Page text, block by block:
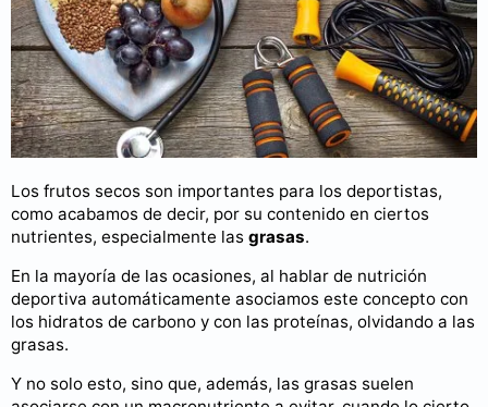
Los frutos secos son importantes para los deportistas,
como acabamos de decir, por su contenido en ciertos
nutrientes, especialmente las grasas.
En la mayoría de las ocasiones, al hablar de nutrición
deportiva automáticamente asociamos este concepto con
los hidratos de carbono y con las proteínas, olvidando a las
grasas.
Y no solo esto, sino que, además, las grasas suelen